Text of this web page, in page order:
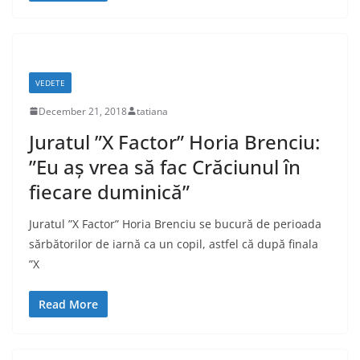
VEDETE
December 21, 2018 tatiana
Juratul ”X Factor” Horia Brenciu:
”Eu aș vrea să fac Crăciunul în
fiecare duminică”
Juratul ”X Factor” Horia Brenciu se bucură de perioada
sărbătorilor de iarnă ca un copil, astfel că după finala
”X
Read More